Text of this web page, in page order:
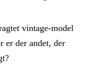
vintage-model
er der andet, der